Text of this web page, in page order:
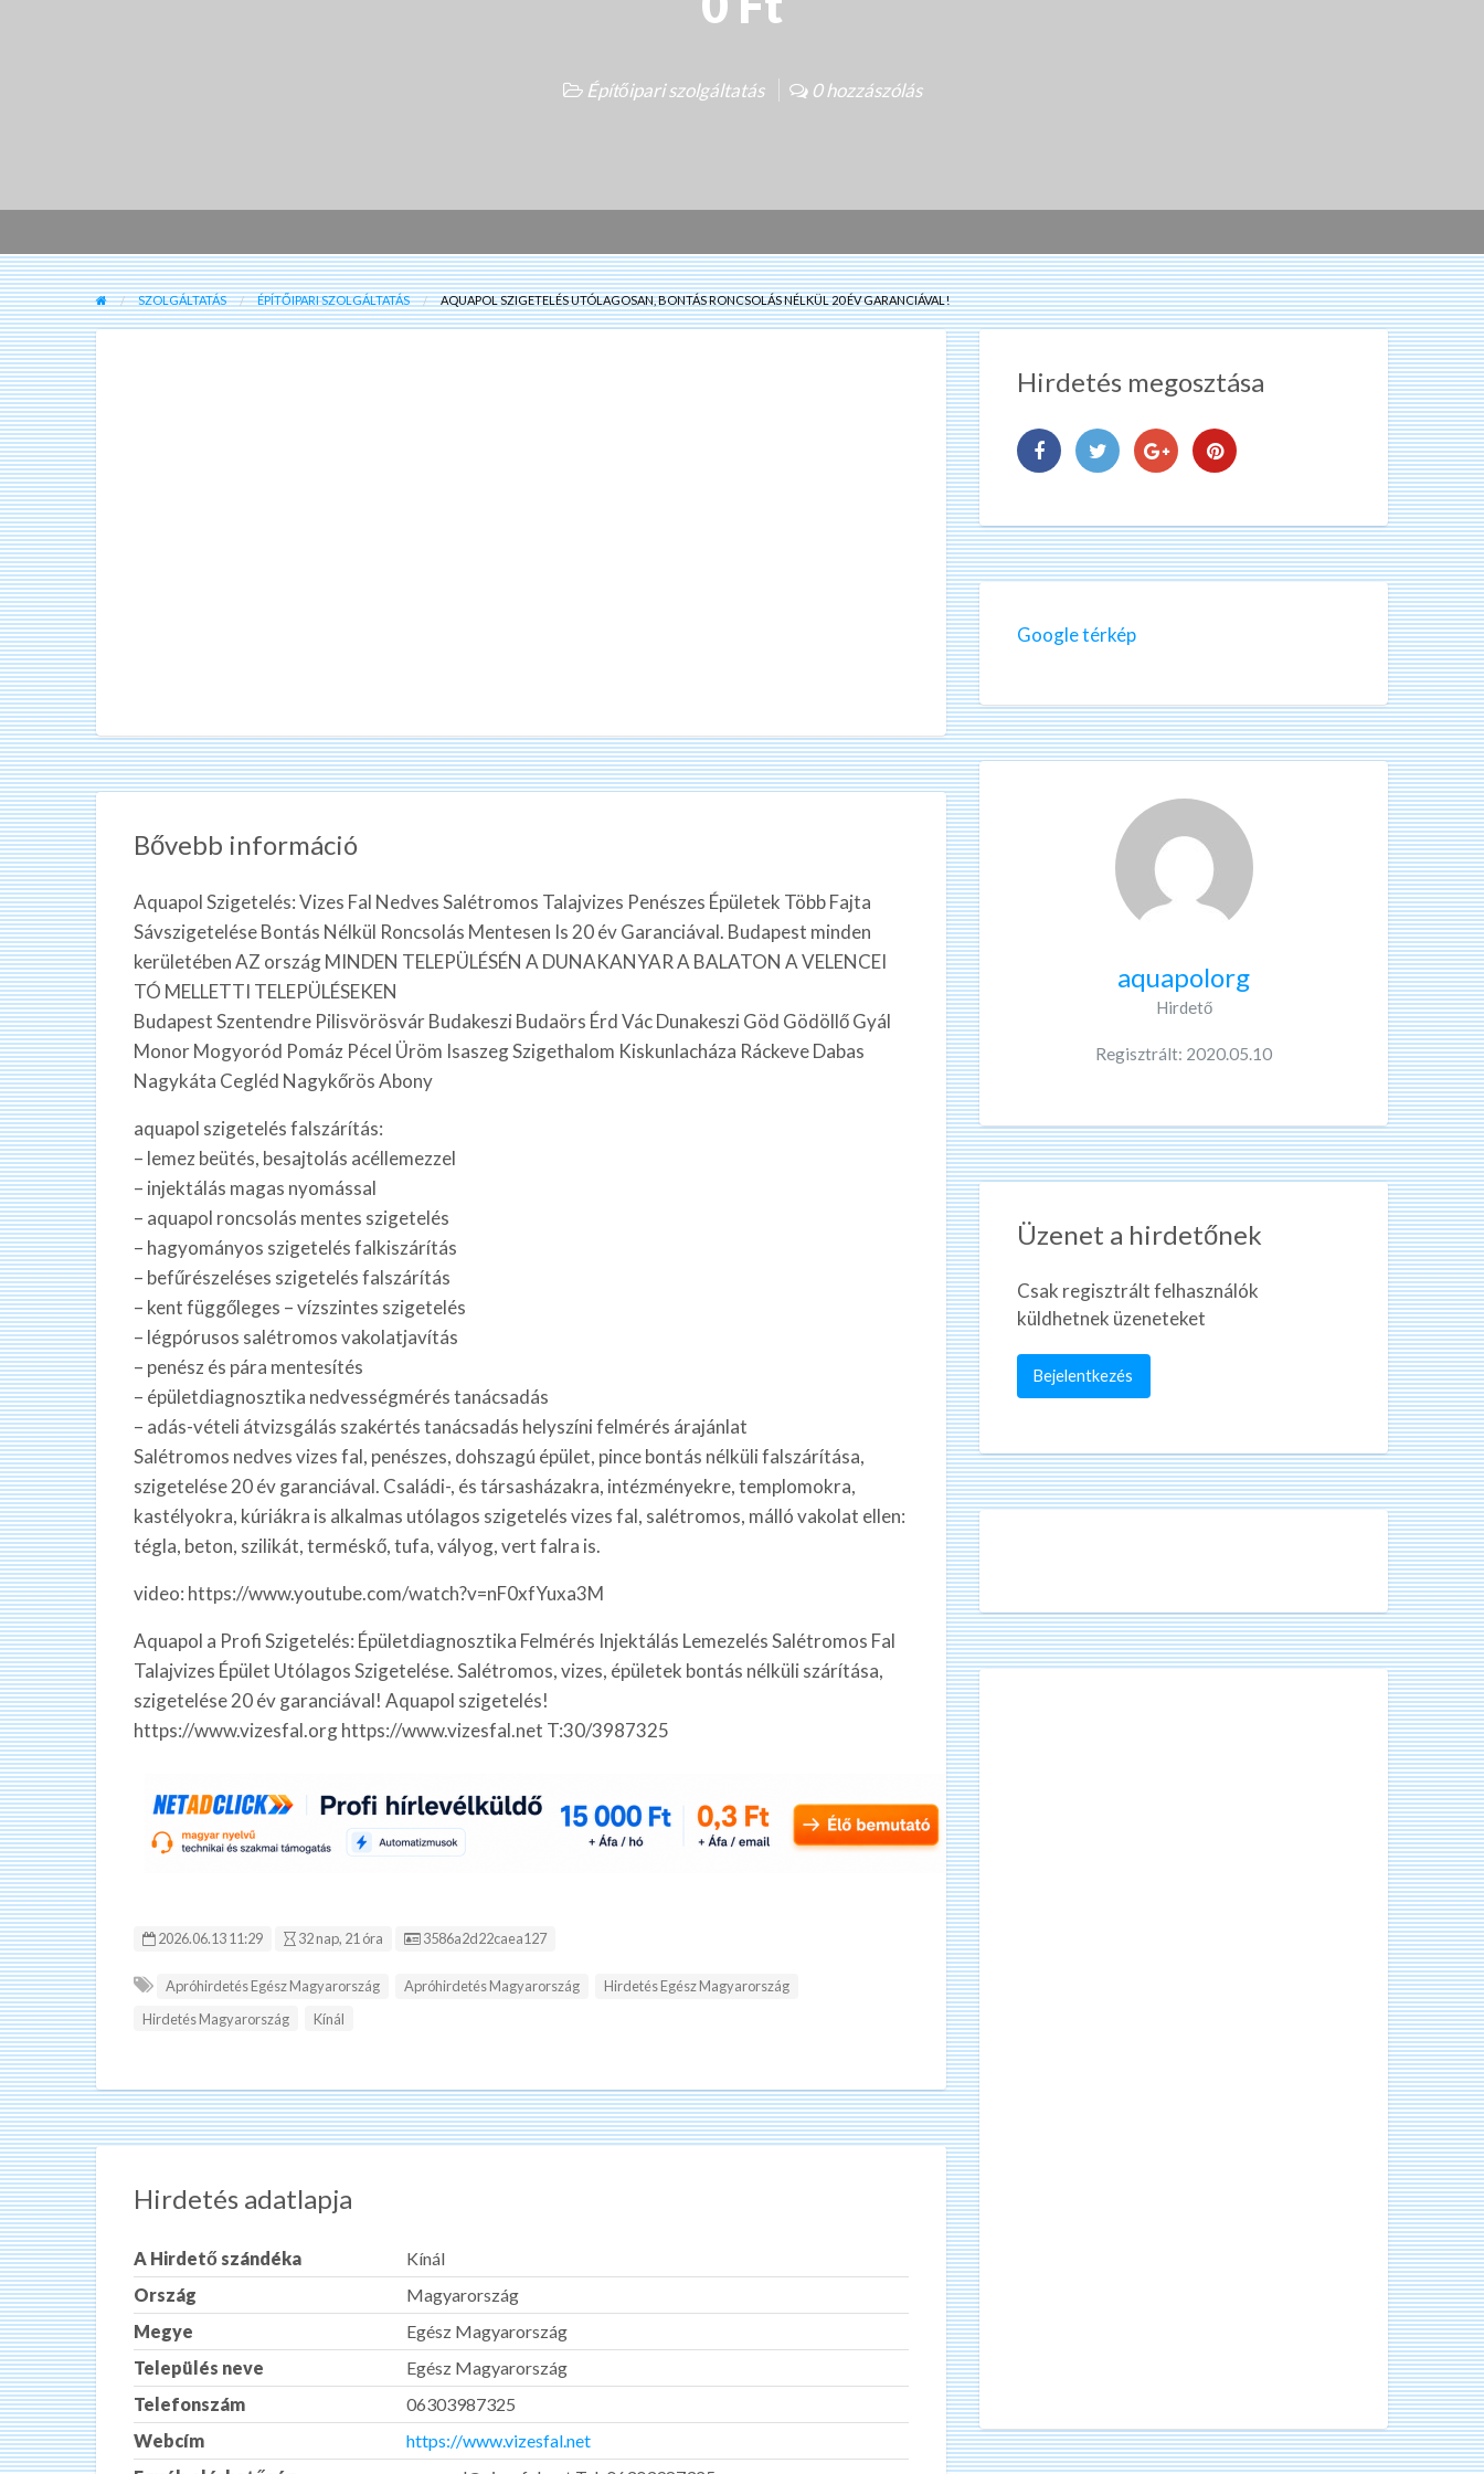
Építőipari szolgáltatás 0 hozzászólás
SZOLGÁLTATÁS ÉPÍTŐIPARI SZOLGÁLTATÁS AQUAPOL SZIGETELÉS UTÓLAGOSAN, BONTÁS RONCSOLÁS NÉLKÜL 20 ÉV GARANCIÁVAL!
Bővebb információ
Aquapol Szigetelés: Vizes Fal Nedves Salétromos Talajvizes Penészes Épületek Több Fajta
Sávszigetelése Bontás Nélkül Roncsolás Mentesen Is 20 év Garanciával. Budapest minden
kerületében AZ ország MINDEN TELEPÜLÉSÉN A DUNAKANYAR A BALATON A VELENCEI
TÓ MELLETTI TELEPÜLÉSEKEN
Budapest Szentendre Pilisvörösvár Budakeszi Budaörs Érd Vác Dunakeszi Göd Gödöllő Gyál
Monor Mogyoród Pomáz Pécel Üröm Isaszeg Szigethalom Kiskunlacháza Ráckeve Dabas
Nagykáta Cegléd Nagykőrös Abony
aquapol szigetelés falszárítás:
– lemez beütés, besajtolás acéllemezzel
– injektálás magas nyomással
– aquapol roncsolás mentes szigetelés
– hagyományos szigetelés falkiszárítás
– befűrészeléses szigetelés falszárítás
– kent függőleges – vízszintes szigetelés
– légpórusos salétromos vakolatjavítás
– penész és pára mentesítés
– épületdiagnosztika nedvességmérés tanácsadás
– adás-vételi átvizsgálás szakértés tanácsadás helyszíni felmérés árajánlat
Salétromos nedves vizes fal, penészes, dohszagú épület, pince bontás nélküli falszárítása,
szigetelése 20 év garanciával. Családi-, és társasházakra, intézményekre, templomokra,
kastélyokra, kúriákra is alkalmas utólagos szigetelés vizes fal, salétromos, málló vakolat ellen:
tégla, beton, szilikát, terméskő, tufa, vályog, vert falra is.
video: https://www.youtube.com/watch?v=nF0xfYuxa3M
Aquapol a Profi Szigetelés: Épületdiagnosztika Felmérés‎ Injektálás Lemezelés Salétromos Fal
Talajvizes Épület Utólagos Szigetelése. Salétromos, vizes, épületek bontás nélküli szárítása,
szigetelése 20 év garanciával! Aquapol szigetelés!
https://www.vizesfal.org https://www.vizesfal.net T:30/3987325
2026.06.13 11:29 32 nap, 21 óra Hirdetés ID:
3586a2d22caea127
Apróhirdetés Egész Magyarország Apróhirdetés Magyarország
Hirdetés Egész Magyarország
Hirdetés Magyarország
Kínál
Hirdetés adatlapja
A Hirdető szándéka
Kínál
Ország
Magyarország
Megye
Egész Magyarország
Település neve
Egész Magyarország
Telefonszám
06303987325
Webcím
https://www.vizesfal.net
Hirdetés megosztása
Google térkép
aquapolorg
Hirdető
Regisztrált: 2020.05.10
Üzenet a hirdetőnek
Csak regisztrált felhasználók
küldhetnek üzeneteket
Bejelentkezés